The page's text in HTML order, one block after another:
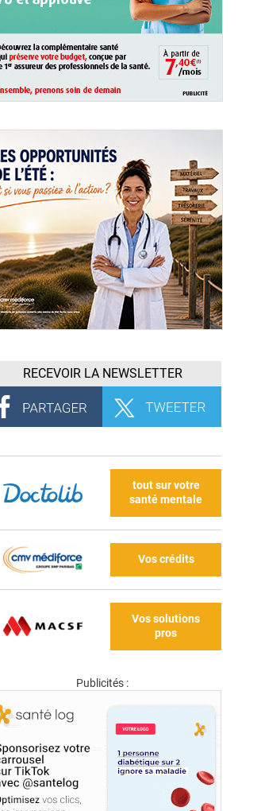
RECEVOIR LA NEWSLETTER
tout sur votre
santé mentale
Vos crédits
Vos solutions
pros
Publicités :